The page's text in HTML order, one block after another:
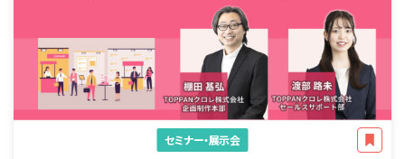
セミナー・展示会